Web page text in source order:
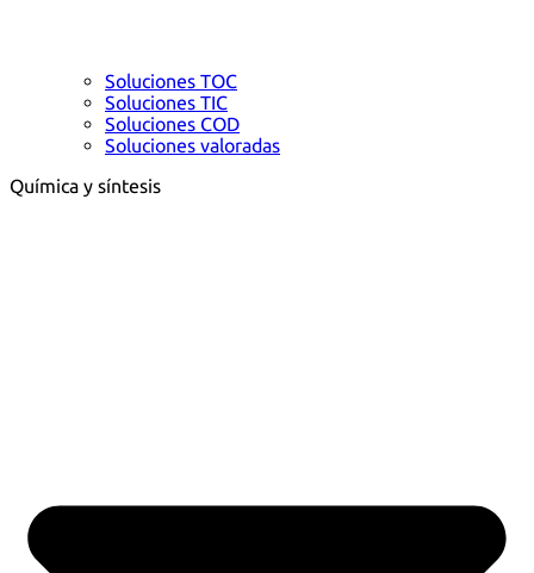
Soluciones TOC
Soluciones TIC
Soluciones COD
Soluciones valoradas
Química y síntesis